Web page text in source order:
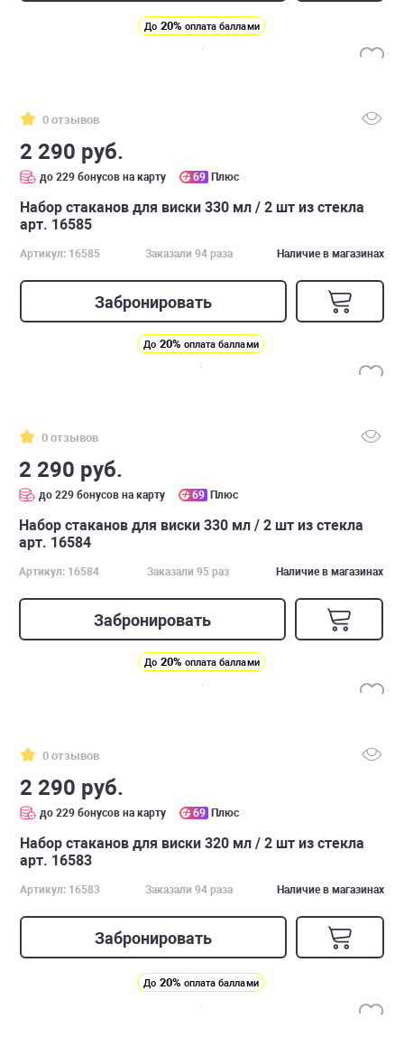
До 20% оплата баллами
0 отзывов
2 290 руб.
до 229 бонусов на карту 69 Плюс
Набор стаканов для виски 330 мл / 2 шт из стекла
арт. 16585
Артикул: 16585 Заказали 94 раза Наличие в магазинах
Забронировать
До 20% оплата баллами
0 отзывов
2 290 руб.
до 229 бонусов на карту 69 Плюс
Набор стаканов для виски 330 мл / 2 шт из стекла
арт. 16584
Артикул: 16584 Заказали 95 раз Наличие в магазинах
Забронировать
До 20% оплата баллами
0 отзывов
2 290 руб.
до 229 бонусов на карту 69 Плюс
Набор стаканов для виски 320 мл / 2 шт из стекла
арт. 16583
Артикул: 16583 Заказали 94 раза Наличие в магазинах
Забронировать
До 20% оплата баллами